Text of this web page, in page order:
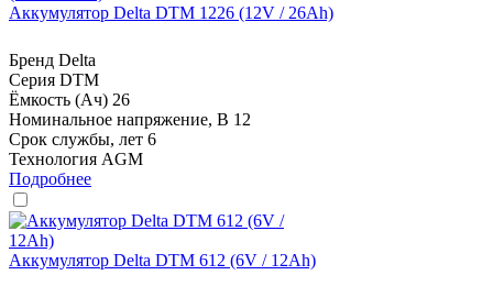
Аккумулятор Delta DTM 1226 (12V / 26Ah)
Бренд Delta
Серия DTM
Ёмкость (Ач) 26
Номинальное напряжение, В 12
Срок службы, лет 6
Технология AGM
Подробнее
Аккумулятор Delta DTM 612 (6V / 12Ah)